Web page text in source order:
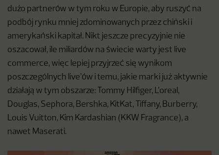
dużo partnerów w tym roku w Europie, aby ruszyć na
podbój rynku mniej zdominowanych przez chiński i
amerykański kapitał. Nikt jeszcze precyzyjnie nie
oszacował, ile miliardów na świecie warty jest live
commerce, więc lepiej przyjrzeć się wynikom
poszczególnych live’ów i temu, jakie marki już aktywnie
działają w tym obszarze: Tommy Hilfiger, L’oreal,
Douglas, Sephora, Bershka, KitKat, Tiffany, Burberry,
Louis Vuitton, Kim Kardashian (KKW Fragrance), a
nawet Maserati.